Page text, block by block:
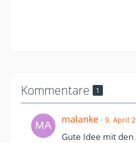
Kommentare 1
malanke 9. April
Gute Idee mit